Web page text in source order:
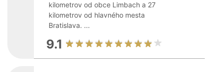
kilometrov od obce Limbach a 27
kilometrov od hlavného mesta
Bratislava. ...
9.1